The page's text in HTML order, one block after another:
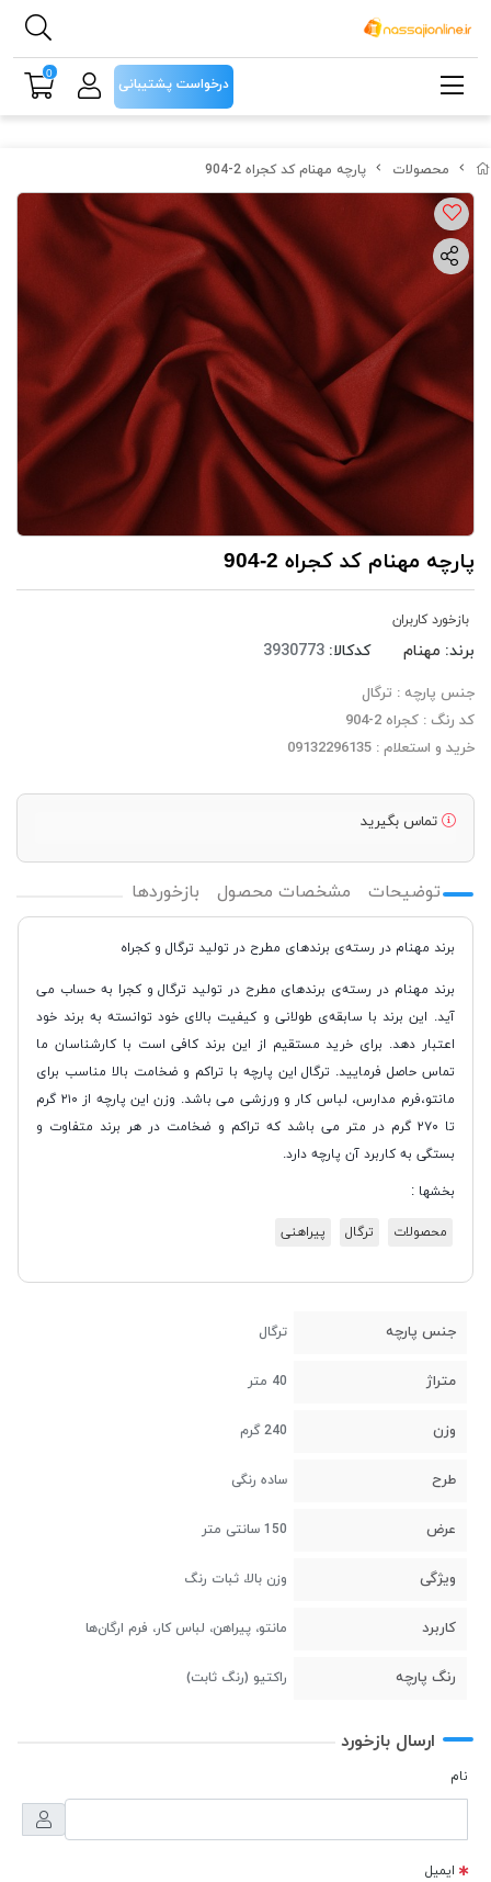
محصولات پارچه مهنام کد کجراه 2-904
پارچه مهنام کد کجراه 2-904
بازخورد کاربران
برند: مهنام کدکالا:
جنس پارچه : ترگال
کد رنگ : کجراه 2-904
خرید و استعلام : 09132296135
تماس بگیرید
توضیحات مشخصات محصول بازخوردها
برند مهنام در رسته‌ی برندهای مطرح در تولید ترگال و کجراه
برند مهنام در رسته‌ی برندهای مطرح در تولید ترگال و کجرا به حساب می
آید. این برند با سابقه‌ی طولانی و کیفیت بالای خود توانسته به برند خود
اعتبار دهد. برای خرید مستقیم از این برند کافی است با کارشناسان ما
تماس حاصل فرمایید. ترگال این پارچه با تراکم و ضخامت بالا مناسب برای
مانتو،فرم مدارس، لباس کار و ورزشی می باشد. وزن این پارچه از ۲۱۰ گرم
تا ۲۷۰ گرم در متر می باشد که تراکم و ضخامت در هر برند متفاوت و
بستگی به کاربرد آن پارچه دارد.
بخشها :
محصولات ترگال پیراهنی
جنس پارچه ترگال
متراژ 40 متر
وزن 240 گرم
طرح ساده رنگی
عرض 150 سانتی متر
ویژگی وزن بالا، ثبات رنگ
کاربرد مانتو، پیراهن، لباس کار، فرم ارگان‌ها
رنگ پارچه راکتیو (رنگ ثابت)
ارسال بازخورد
نام
ایمیل
درخواست پشتیبانی
0